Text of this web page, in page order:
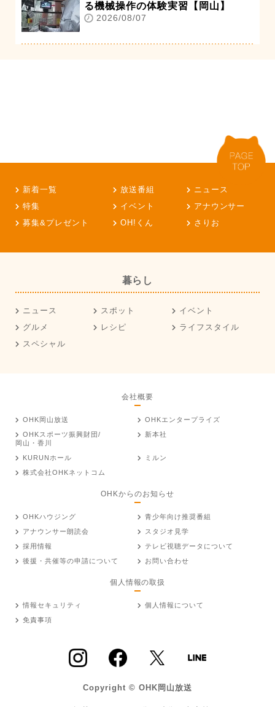
る機械操作の体験実習【岡山】
2026/08/07
新着一覧 放送番組
ニュース
特集
イベント
アナウンサー
募集&プレゼント
OH!くん さりお
暮らし
ニュース スポット
イベント
グルメ
レシピ
ライフスタイル
スペシャル
会社概要
OHK岡山放送
OHKエンタープライズ
OHKスポーツ振興財団/
岡山・香川
新本社
KURUNホール
ミルン
株式会社OHKネットコム
OHKからのお知らせ
OHKハウジング
青少年向け推奨番組
アナウンサー朗読会
スタジオ見学
採用情報
テレビ視聴データについて
後援・共催等の申請について
お問い合わせ
個人情報の取扱
情報セキュリティ
個人情報について
免責事項
Copyright © OHK岡山放送